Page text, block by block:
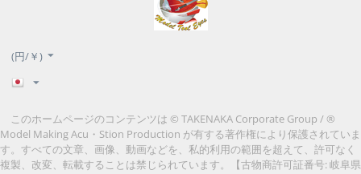
(円/￥)
このホームページのコンテンツは © TAKENAKA Corporate Group / ®
Model Making Acu・Stion Production が有する著作権により保護されていま
す。すべての文章、画像、動画などを、私的利用の範囲を超えて、許可なく
複製、改変、転載することは禁じられています。
【古物商許可証番号: 岐阜県